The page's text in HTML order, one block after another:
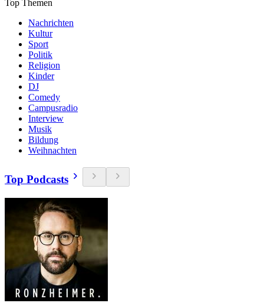
Top Themen
Nachrichten
Kultur
Sport
Politik
Religion
Kinder
DJ
Comedy
Campusradio
Interview
Musik
Bildung
Weihnachten
Top Podcasts